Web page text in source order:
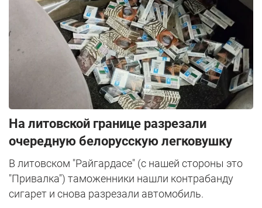
На литовской границе разрезали
очередную белорусскую легковушку
В литовском "Райгардасе" (с нашей стороны это
"Привалка") таможенники нашли контрабанду
сигарет и снова разрезали автомобиль.